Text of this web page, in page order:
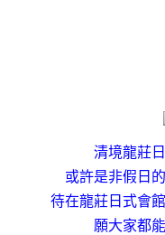
清境龍莊
或許是非假日
待在龍莊日式會
願大家都